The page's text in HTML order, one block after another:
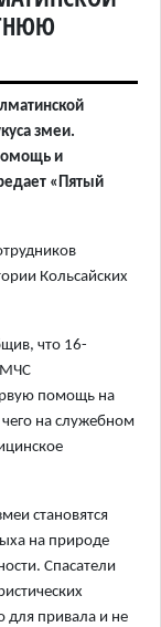
змеи.
и
«Пятый
Кольсайских
что 16-
МЧС
помощь на
на служебном
становятся
на природе
Спасатели
для привала и не